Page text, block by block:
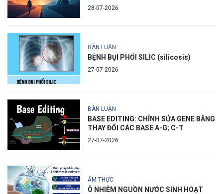
28-07-2026
BÀN LUẬN
BỆNH BỤI PHỔI SILIC (silicosis)
27-07-2026
BÀN LUẬN
BASE EDITING: CHỈNH SỬA GENE BẰNG
THAY ĐỔI CÁC BASE A-G; C-T
27-07-2026
ẨM THỰC
Ô NHIỄM NGUỒN NƯỚC SINH HOẠT